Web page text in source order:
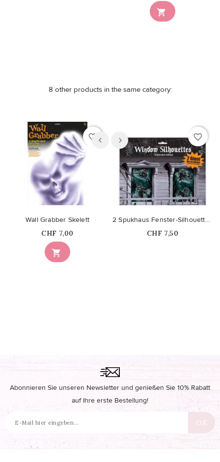

8 other products in the same category:
favorite_border

Wall Grabber Skelett
Price
CHF 7,00
favorite_border
2 Spukhaus Fenster-Silhouetten
Price
CHF 7,50
Abonnieren Sie unseren Newsletter und genießen Sie 10% Rabatt
auf Ihre erste Bestellung!